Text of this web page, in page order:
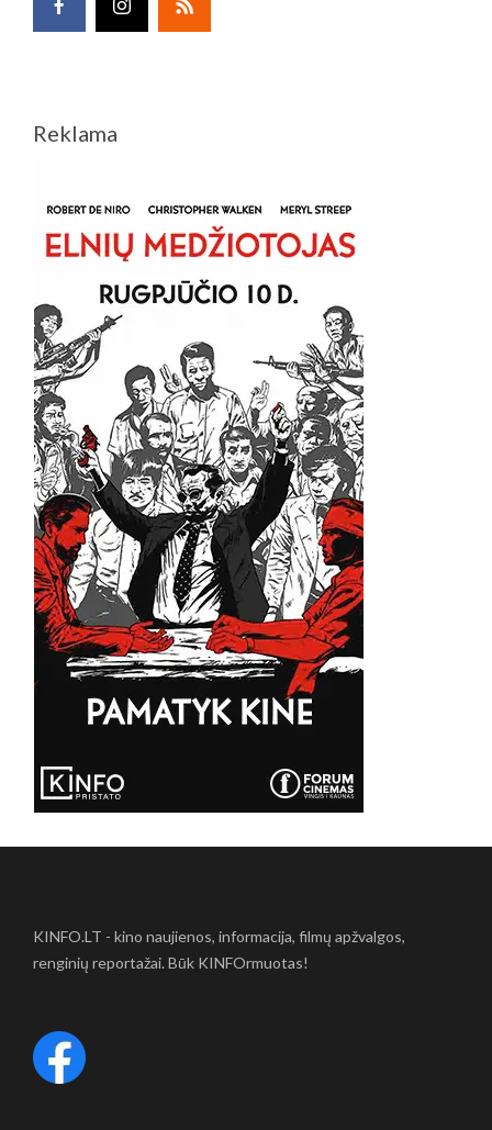
Reklama
KINFO.LT - kino naujienos, informacija, filmų apžvalgos,
renginių reportažai. Būk KINFOrmuotas!